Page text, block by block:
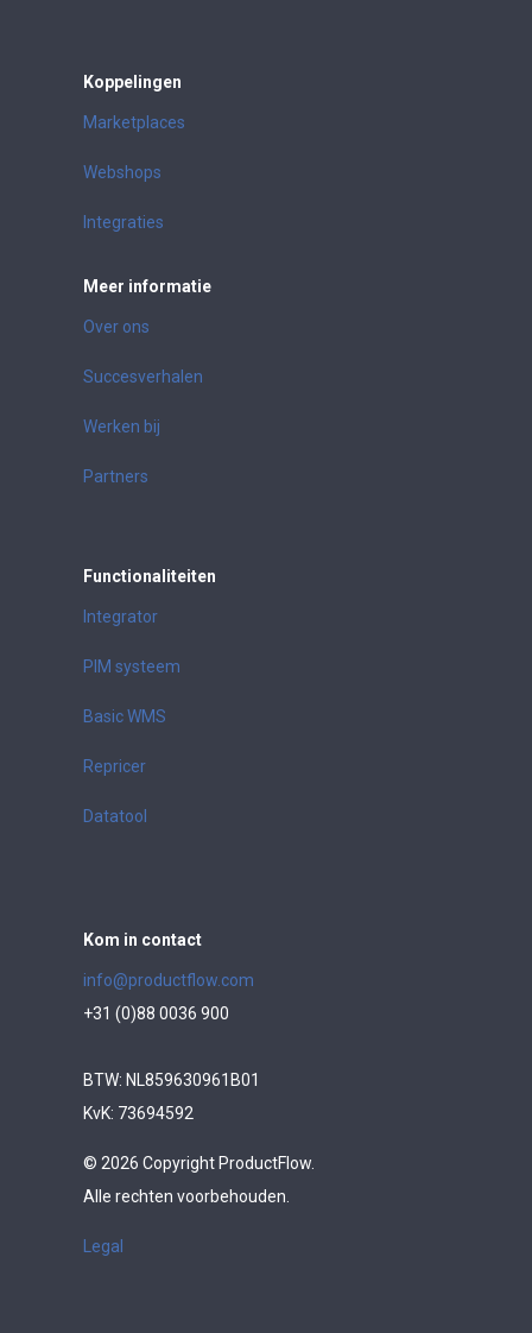
Koppelingen
Marketplaces
Webshops
Integraties
Meer informatie
Over ons
Succesverhalen
Werken bij
Partners
Functionaliteiten
Integrator
PIM systeem
Basic WMS
Repricer
Datatool
Kom in contact
info@productflow.com
+31 (0)88 0036 900
BTW: NL859630961B01
KvK: 73694592
© 2026 Copyright ProductFlow.
Alle rechten voorbehouden.
Legal